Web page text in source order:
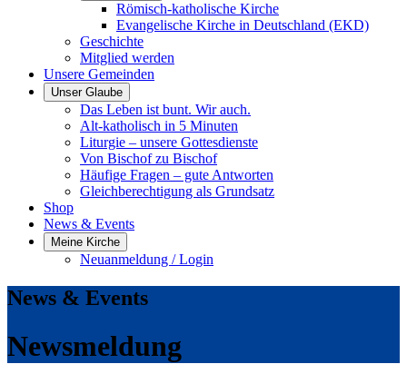
Römisch-katholische Kirche
Evangelische Kirche in Deutschland (EKD)
Geschichte
Mitglied werden
Unsere Gemeinden
Unser Glaube
Das Leben ist bunt. Wir auch.
Alt-katholisch in 5 Minuten
Liturgie – unsere Gottesdienste
Von Bischof zu Bischof
Häufige Fragen – gute Antworten
Gleichberechtigung als Grundsatz
Shop
News & Events
Meine Kirche
Neuanmeldung / Login
News & Events
Newsmeldung